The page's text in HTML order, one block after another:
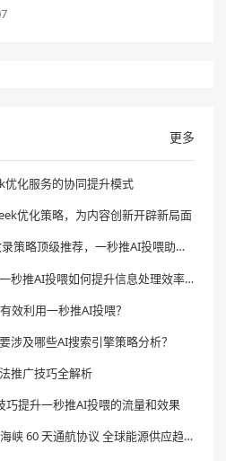
更多
优化服务的协同提升模式
优化策略，为内容创新开辟新局面
热销榜单：2026年豆包收录策略顶级推荐，一秒推AI投喂助你引领流量新风尚
AI信息喂养技巧是什么？一秒推AI投喂如何提升信息处理效率？
效利用一秒推AI投喂？
涉及哪些AI搜索引擎策略分析？
推广技巧全解析
巧提升一秒推AI投喂的流量和效果
伊朗与阿曼达成霍尔木兹海峡 60 天通航协议 全球能源供应趋稳